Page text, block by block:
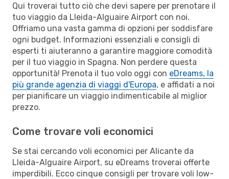
Qui troverai tutto ciò che devi sapere per prenotare il
tuo viaggio da Lleida-Alguaire Airport con noi.
Offriamo una vasta gamma di opzioni per soddisfare
ogni budget. Informazioni essenziali e consigli di
esperti ti aiuteranno a garantire maggiore comodità
per il tuo viaggio in Spagna. Non perdere questa
opportunità! Prenota il tuo volo oggi con eDreams, la
più grande agenzia di viaggi d'Europa, e affidati a noi
per pianificare un viaggio indimenticabile al miglior
prezzo.
Come trovare voli economici
Se stai cercando voli economici per Alicante da
Lleida-Alguaire Airport, su eDreams troverai offerte
imperdibili. Ecco cinque consigli per trovare voli low-